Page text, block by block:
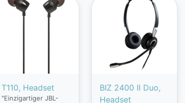
T110, Headset
"Einzigartiger JBL-
BIZ 2400 II Duo,
Headset